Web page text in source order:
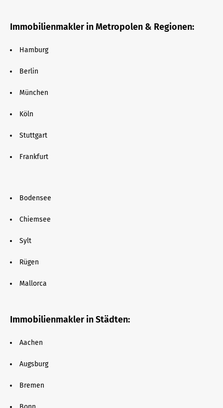
Immobilienmakler in Metropolen & Regionen:
Hamburg
Berlin
München
Köln
Stuttgart
Frankfurt
Bodensee
Chiemsee
Sylt
Rügen
Mallorca
Immobilienmakler in Städten:
Aachen
Augsburg
Bremen